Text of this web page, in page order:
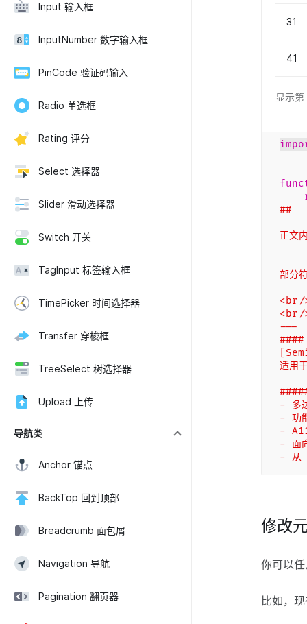
Input 输入框
InputNumber 数字输入框
PinCode 验证码输入
Radio 单选框
Rating 评分
Select 选择器
Slider 滑动选择器
Switch 开关
TagInput 标签输入框
TimePicker 时间选择器
Transfer 穿梭框
TreeSelect 树选择器
Upload 上传
导航类
Anchor 锚点
BackTop 回到顶部
Breadcrumb 面包屑
Navigation 导航
Pagination 翻页器
31
41
显示
##
正文
部
<br/
<br/
---
适用
- 多
- 功
-
- 面
- 从
修改
你可以
比如，